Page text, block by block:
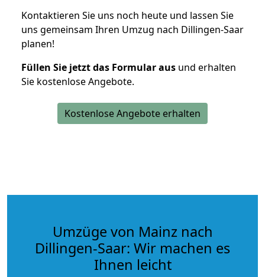
Kontaktieren Sie uns noch heute und lassen Sie
uns gemeinsam Ihren Umzug nach Dillingen-Saar
planen!
Füllen Sie jetzt das Formular aus und erhalten
Sie kostenlose Angebote.
Kostenlose Angebote erhalten
Umzüge von Mainz nach
Dillingen-Saar: Wir machen es
Ihnen leicht